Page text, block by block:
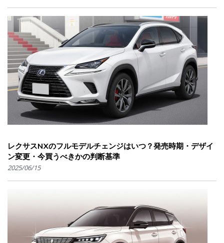
レクサスNXのフルモデルチェンジはいつ？発売時期・デザイ
ン変更・今買うべきかの判断基準
2025/06/15